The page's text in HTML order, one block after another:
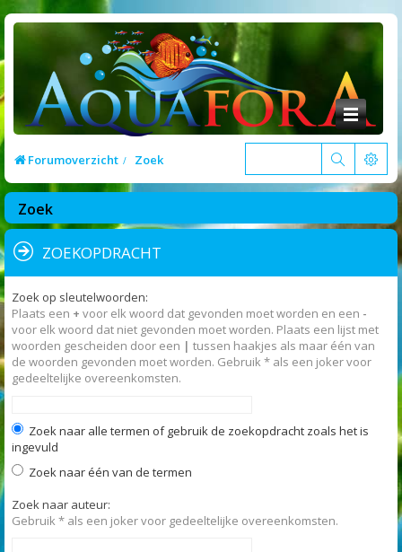
Forumoverzicht Zoek
Zoek
ZOEKOPDRACHT
Zoek op sleutelwoorden:
Plaats een + voor elk woord dat gevonden moet worden en een -
voor elk woord dat niet gevonden moet worden. Plaats een lijst met
woorden gescheiden door een | tussen haakjes als maar één van
de woorden gevonden moet worden. Gebruik * als een joker voor
gedeeltelijke overeenkomsten.
Zoek naar alle termen of gebruik de zoekopdracht zoals het is
ingevuld
Zoek naar één van de termen
Zoek naar auteur:
Gebruik * als een joker voor gedeeltelijke overeenkomsten.